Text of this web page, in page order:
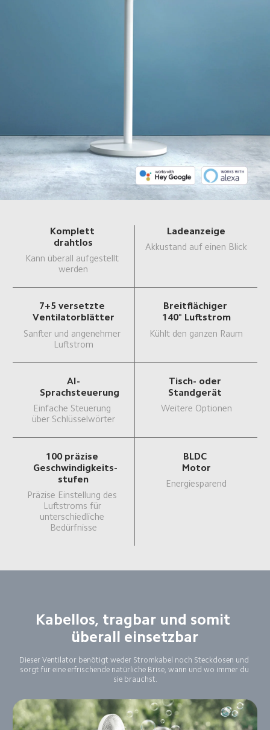
Komplett
drahtlos
Kann überall aufgestellt
werden
Ladeanzeige
Akkustand auf einen Blick
7+5 versetzte
Ventilatorblätter
Sanfter und angenehmer
Luftstrom
Breitflächiger
140° Luftstrom
Kühlt den ganzen Raum
AI-
Sprachsteuerung
Einfache Steuerung
über Schlüsselwörter
Tisch- oder
Standgerät
Weitere Optionen
100 präzise
Geschwindigkeits-
stufen
Präzise Einstellung des
Luftstroms für
unterschiedliche
Bedürfnisse
BLDC
Motor
Energiesparend
Kabellos, tragbar und somit
überall einsetzbar
Dieser Ventilator benötigt weder Stromkabel noch Steckdosen und
sorgt für eine erfrischende natürliche Brise, wann und wo immer du
sie brauchst.